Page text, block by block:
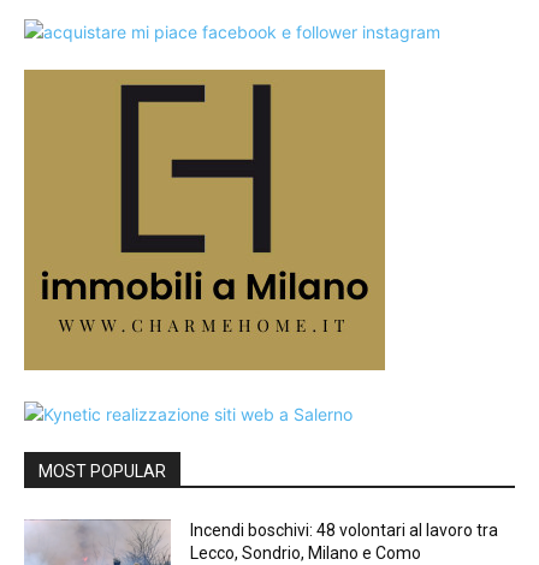
MOST POPULAR
Incendi boschivi: 48 volontari al lavoro tra
Lecco, Sondrio, Milano e Como